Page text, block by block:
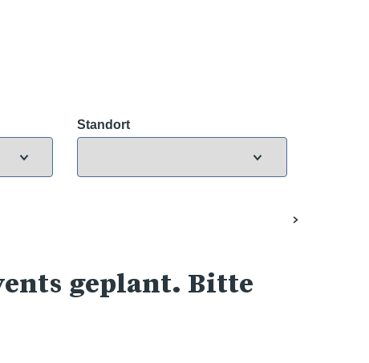
Standort
geplant. Bitte